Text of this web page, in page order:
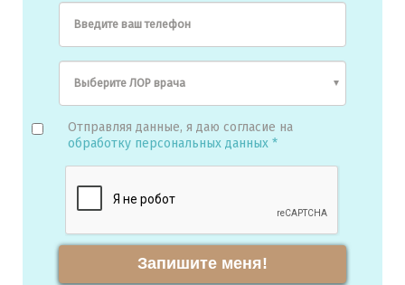
Введите ваш телефон
Отправляя данные, я даю согласие на
обработку персональных данных *
Запишите меня!